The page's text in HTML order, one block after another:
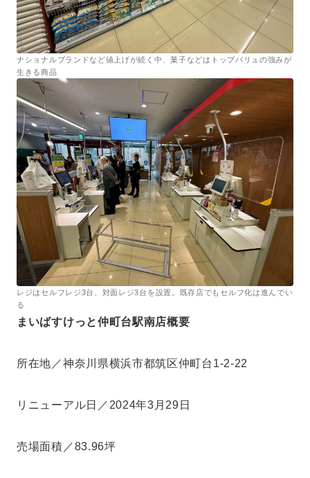
ナショナルブランドなど値上げが続く中、菓子などはトップバリュの強みが
生きる商品
レジはセルフレジ3台、対面レジ3台を設置。既存店でもセルフ化は進んでい
る
まいばすけっと仲町台駅南店概要
所在地／神奈川県横浜市都筑区仲町台1-2-22
リニューアル日／2024年3月29日
売場面積／83.96坪